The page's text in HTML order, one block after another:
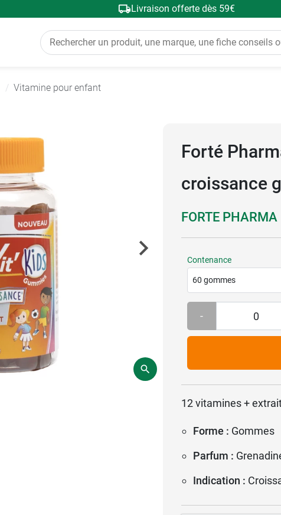
Livraison offerte dès 59€
Vitamine pour enfant
Forté
croissance
FORTE PHARMA
Contenance
60 gommes
-
12 vitamines +
Forme : Gommes
Parfum :
Indication :